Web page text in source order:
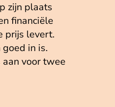
zijn plaats
financiële
prijs levert.
in is.
voor twee